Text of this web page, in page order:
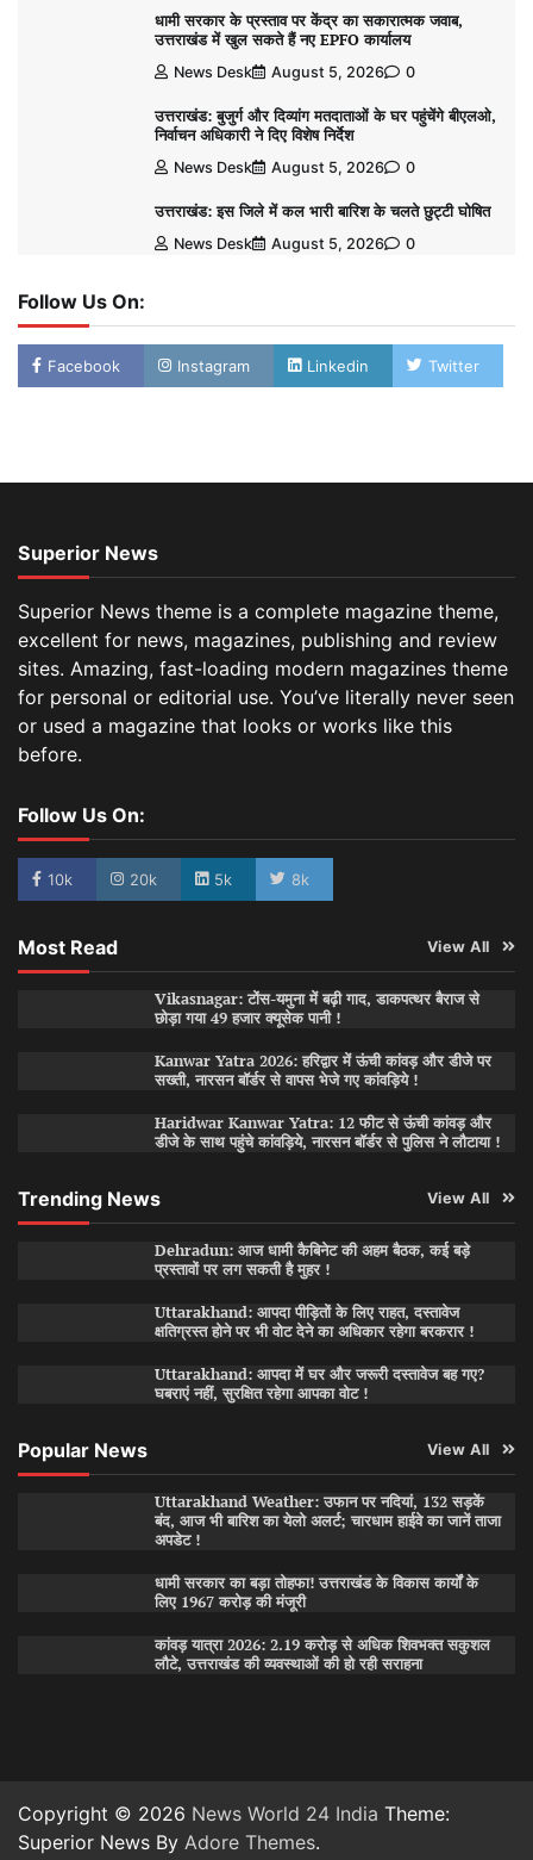
धामी सरकार के प्रस्ताव पर केंद्र का सकारात्मक जवाब,
उत्तराखंड में खुल सकते हैं नए EPFO कार्यालय
News Desk August 5, 2026 0
उत्तराखंड: बुजुर्ग और दिव्यांग मतदाताओं के घर पहुंचेंगे बीएलओ,
निर्वाचन अधिकारी ने दिए विशेष निर्देश
News Desk August 5, 2026 0
उत्तराखंड: इस जिले में कल भारी बारिश के चलते छुट्टी घोषित
News Desk August 5, 2026 0
Follow Us On:
Facebook Instagram Linkedin Twitter
Superior News
Superior News theme is a complete magazine theme,
excellent for news, magazines, publishing and review
sites. Amazing, fast-loading modern magazines theme
for personal or editorial use. You’ve literally never seen
or used a magazine that looks or works like this
before.
Follow Us On:
10k 20k 5k 8k
Most Read View All
Vikasnagar: टोंस-यमुना में बढ़ी गाद, डाकपत्थर बैराज से
छोड़ा गया 49 हजार क्यूसेक पानी !
Kanwar Yatra 2026: हरिद्वार में ऊंची कांवड़ और डीजे पर
सख्ती, नारसन बॉर्डर से वापस भेजे गए कांवड़िये !
Haridwar Kanwar Yatra: 12 फीट से ऊंची कांवड़ और
डीजे के साथ पहुंचे कांवड़िये, नारसन बॉर्डर से पुलिस ने लौटाया !
Trending News View All
Dehradun: आज धामी कैबिनेट की अहम बैठक, कई बड़े
प्रस्तावों पर लग सकती है मुहर !
Uttarakhand: आपदा पीड़ितों के लिए राहत, दस्तावेज
क्षतिग्रस्त होने पर भी वोट देने का अधिकार रहेगा बरकरार !
Uttarakhand: आपदा में घर और जरूरी दस्तावेज बह गए?
घबराएं नहीं, सुरक्षित रहेगा आपका वोट !
Popular News View All
Uttarakhand Weather: उफान पर नदियां, 132 सड़कें
बंद, आज भी बारिश का येलो अलर्ट; चारधाम हाईवे का जानें ताजा
अपडेट !
धामी सरकार का बड़ा तोहफा! उत्तराखंड के विकास कार्यों के
लिए 1967 करोड़ की मंजूरी
कांवड़ यात्रा 2026: 2.19 करोड़ से अधिक शिवभक्त सकुशल
लौटे, उत्तराखंड की व्यवस्थाओं की हो रही सराहना
Copyright © 2026 News World 24 India Theme:
Superior News By Adore Themes.